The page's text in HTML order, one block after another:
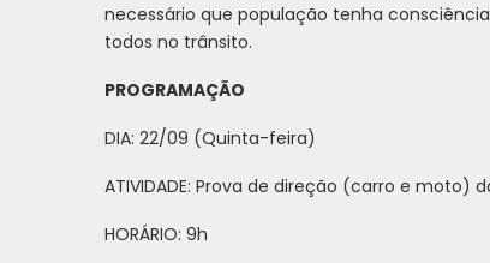
necessário que população tenha
todos no trânsito.
PROGRAMAÇÃO
DIA: 22/09 (Quinta-feira)
ATIVIDADE: Prova de direção (carro e moto)
HORÁRIO: 9h